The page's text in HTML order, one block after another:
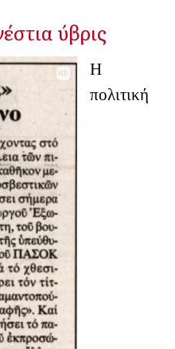
ύβρις
Η
πολιτική